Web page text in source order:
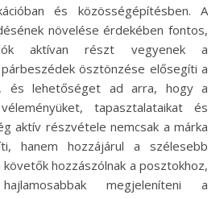
és közösségépítésben. A
növelése érdekében fontos,
aktívan részt vegyenek a
ösztönzése elősegíti a
és lehetőséget ad arra, hogy a
tapasztalataikat és
aktív részvétele nemcsak a márka
hanem hozzájárul a szélesebb
hozzászólnak a posztokhoz,
megjeleníteni a